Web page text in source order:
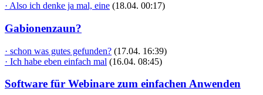
· Also ich denke ja mal, eine (18.04. 00:17)
Gabionenzaun?
· schon was gutes gefunden? (17.04. 16:39)
· Ich habe eben einfach mal (16.04. 08:45)
Software für Webinare zum einfachen Anwenden